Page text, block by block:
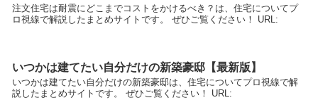
注文住宅は耐震にどこまでコストをかけるべき？は、住宅についてプ
ロ視線で解説したまとめサイトです。 ぜひご覧ください！ URL:
いつかは建てたい自分だけの新築豪邸【最新版】
いつかは建てたい自分だけの新築豪邸は、住宅についてプロ視線で解
説したまとめサイトです。 ぜひご覧ください！ URL: